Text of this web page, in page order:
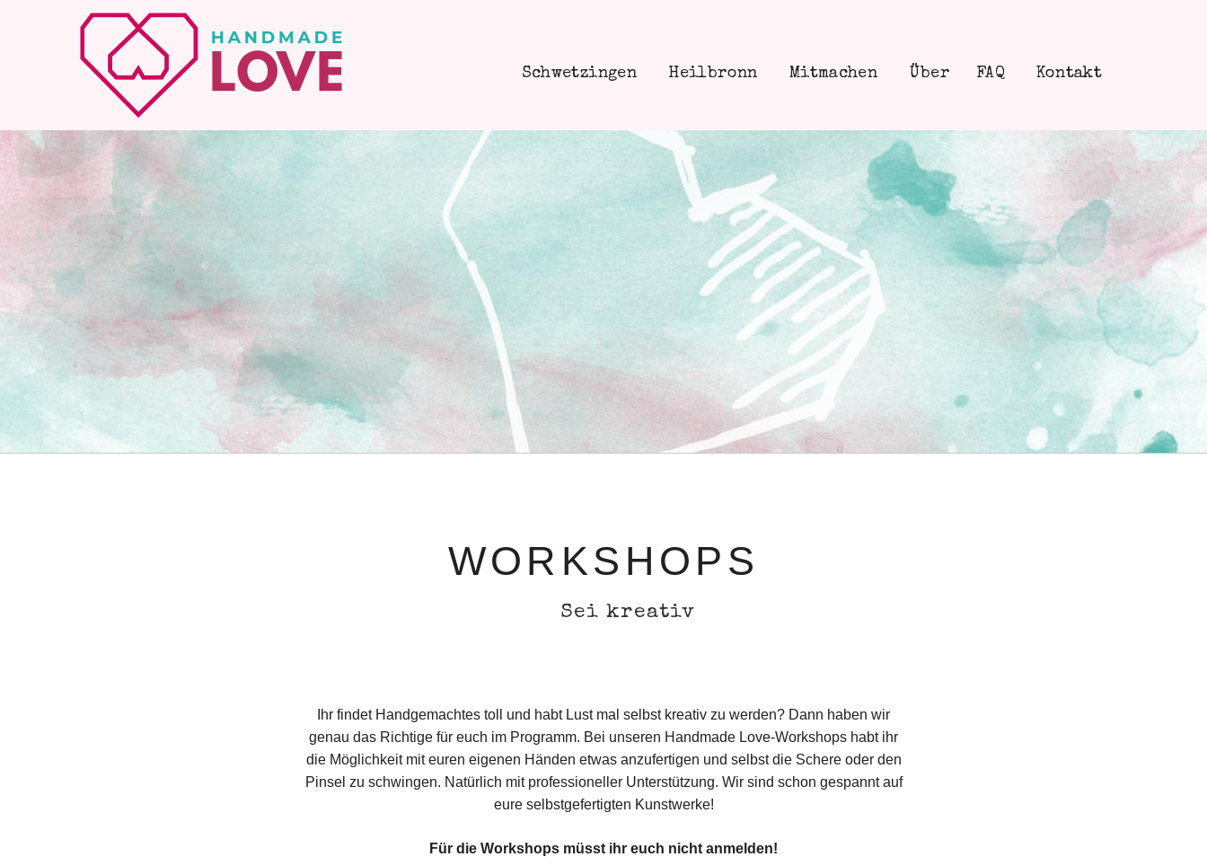
Schwetzingen Heilbronn Mitmachen Über FAQ Kontakt
WORKSHOPS
Sei kreativ
Ihr findet Handgemachtes toll und habt Lust mal selbst kreativ zu werden? Dann haben wir
genau das Richtige für euch im Programm. Bei unseren Handmade Love-Workshops habt ihr
die Möglichkeit mit euren eigenen Händen etwas anzufertigen und selbst die Schere oder den
Pinsel zu schwingen. Natürlich mit professioneller Unterstützung. Wir sind schon gespannt auf
eure selbstgefertigten Kunstwerke!
Für die Workshops müsst ihr euch nicht anmelden!